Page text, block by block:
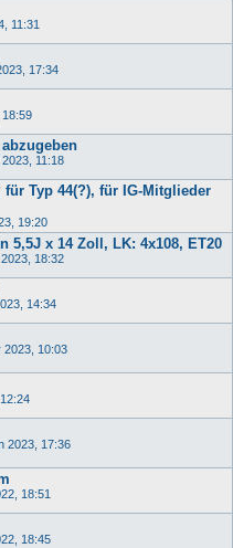
11:31
17:34
11:18
Typ 44(?), für IG-Mitglieder
19:20
5,5J x 14 Zoll, LK: 4x108, ET20
18:32
14:34
2023, 10:03
2023, 17:36
18:51
18:45